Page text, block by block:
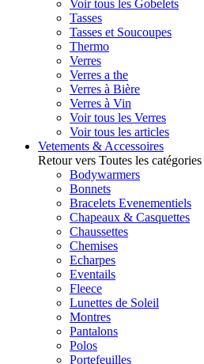
Voir tous les Gobelets
Tasses
Tasses et Soucoupes
Thermo
Verres
Verres a the
Verres à Bière
Verres à Vin
Voir tous les Verres
Voir tous les articles
Vetements & Accessoires
Retour vers Toutes les catégories
Bodywarmers
Bonnets
Bracelets Evenementiels
Chapeaux & Casquettes
Chaussettes
Chemises
Echarpes
Eventails
Fleece
Lunettes de Soleil
Montres
Pantalons
Polos
Portefeuilles